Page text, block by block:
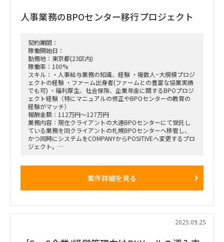
人事業務のBPOセンター移行プロジェクト
契約期間：
稼働開始日：
勤務地：東京都(23区内)
稼働率：100%
スキル：・人事給与業務の知識、経験 ・複数人~大規模プロジ
ェクトの経験 ・ファーム出身者(ファームとの豊富な協業実績
でも可) ・福利厚生、社会保険、企業年金に関するBPOプロジ
ェクト経験（特にマニュアルの修正やBPOセンターの教育の
経験がマッチ）
報酬金額：112万円～127万円
業務内容：現在クライアントの大連BPOセンターにて受託し
ている業務を同クライアントの札幌BPOセンターへ移管し、
かつ同時にシステムをCOMPANYからPOSITIVEへ変更するプロ
ジェクト。
業務領域は福利厚生、社会保険、企業年金をご担当頂きます。
案件詳細を見る
2025.09.25